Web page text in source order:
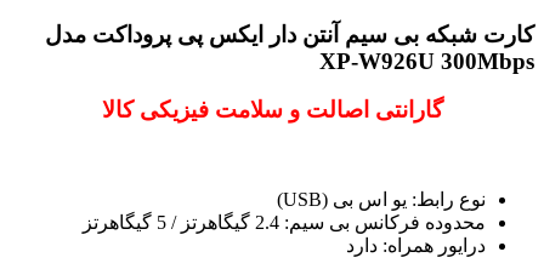
کارت شبکه بی سیم آنتن دار ایکس پی پروداکت مدل
XP-W926U 300Mbps
گارانتی اصالت و سلامت فیزیکی کالا
نوع رابط: یو اس بی (USB)
محدوده فرکانس بی سیم: 2.4 گیگاهرتز / 5 گیگاهرتز
درایور همراه: دارد